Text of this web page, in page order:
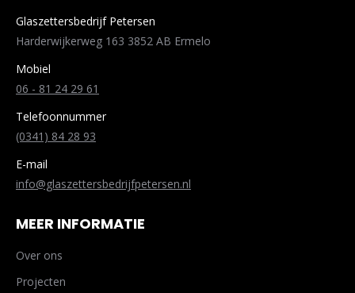
Glaszettersbedrijf Petersen
Harderwijkerweg 163 3852 AB Ermelo
Mobiel
06 - 81 24 29 61
Telefoonnummer
(0341) 84 28 93
E-mail
info@glaszettersbedrijfpetersen.nl
MEER INFORMATIE
Over ons
Projecten